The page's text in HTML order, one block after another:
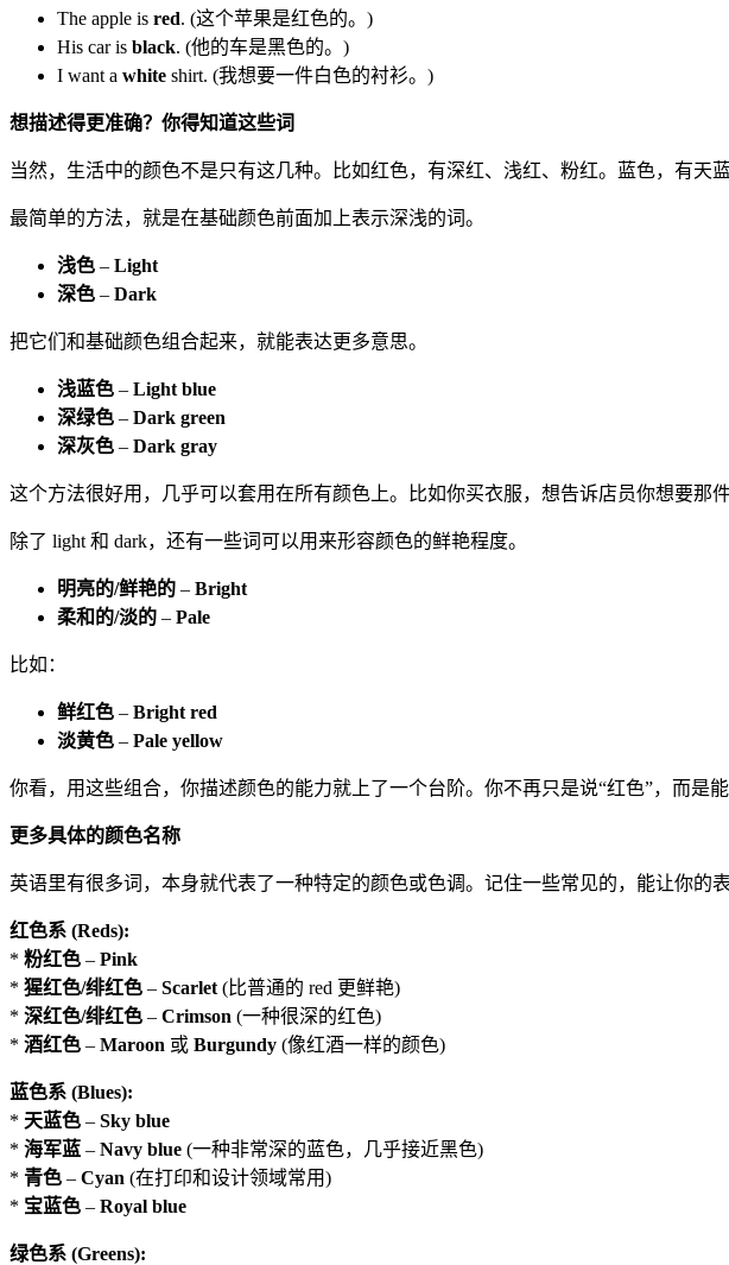
The apple is red. (这个苹果是红色的。)
His car is black. (他的车是黑色的。)
I want a white shirt. (我想要一件白色的衬衫。)
想描述得更准确？你得知道这些词
当然，生活中的颜色不是只有这几种。比如红色，有深红、浅红、粉红。蓝色，有天
最简单的方法，就是在基础颜色前面加上表示深浅的词。
浅色 – Light
深色 – Dark
把它们和基础颜色组合起来，就能表达更多意思。
浅蓝色 – Light blue
深绿色 – Dark green
深灰色 – Dark gray
这个方法很好用，几乎可以套用在所有颜色上。比如你买衣服，想告诉店员你想要那
除了 light 和 dark，还有一些词可以用来形容颜色的鲜艳程度。
明亮的/鲜艳的 – Bright
柔和的/淡的 – Pale
比如：
鲜红色 – Bright red
淡黄色 – Pale yellow
你看，用这些组合，你描述颜色的能力就上了一个台阶。你不再只是说“红色”，而是能
更多具体的颜色名称
英语里有很多词，本身就代表了一种特定的颜色或色调。记住一些常见的，能让你的表
红色系 (Reds):
* 粉红色 – Pink
* 猩红色/绯红色 – Scarlet (比普通的 red 更鲜艳)
* 深红色/绯红色 – Crimson (一种很深的红色)
* 酒红色 – Maroon 或 Burgundy (像红酒一样的颜色)
蓝色系 (Blues):
* 天蓝色 – Sky blue
* 海军蓝 – Navy blue (一种非常深的蓝色，几乎接近黑色)
* 青色 – Cyan (在打印和设计领域常用)
* 宝蓝色 – Royal blue
绿色系 (Greens):